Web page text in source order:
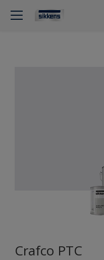
Crafco PTC